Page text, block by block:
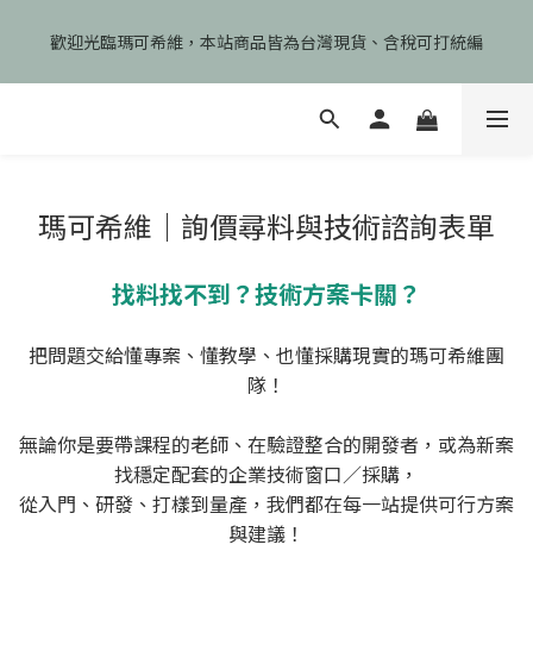
享99元免運卷！
歡迎光臨瑪可希維，本站商品皆為台灣現貨、含稅可打統編
🎉慶開幕🎉期間限定註冊會員即享199元免運、會員首次下單加碼
瑪可希維｜詢價尋料與技術諮詢表單
找料找不到？技術方案卡關？
把問題交給懂專案、懂教學、也懂採購現實的瑪可希維團
隊！
無論你是要帶課程的老師、在驗證整合的開發者，或為新案
找穩定配套的企業技術窗口／採購，
從入門、研發、打樣到量產，我們都在每一站提供可行方案
與建議！